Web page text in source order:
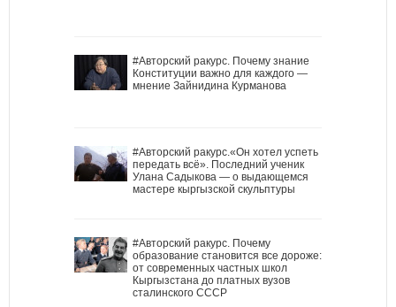
#Авторский ракурс. Почему знание
Конституции важно для каждого —
мнение Зайнидина Курманова
#Авторский ракурс.«Он хотел успеть
передать всё». Последний ученик
Улана Садыкова — о выдающемся
мастере кыргызской скульптуры
#Авторский ракурс. Почему
образование становится все дороже:
от современных частных школ
Кыргызстана до платных вузов
сталинского СССР